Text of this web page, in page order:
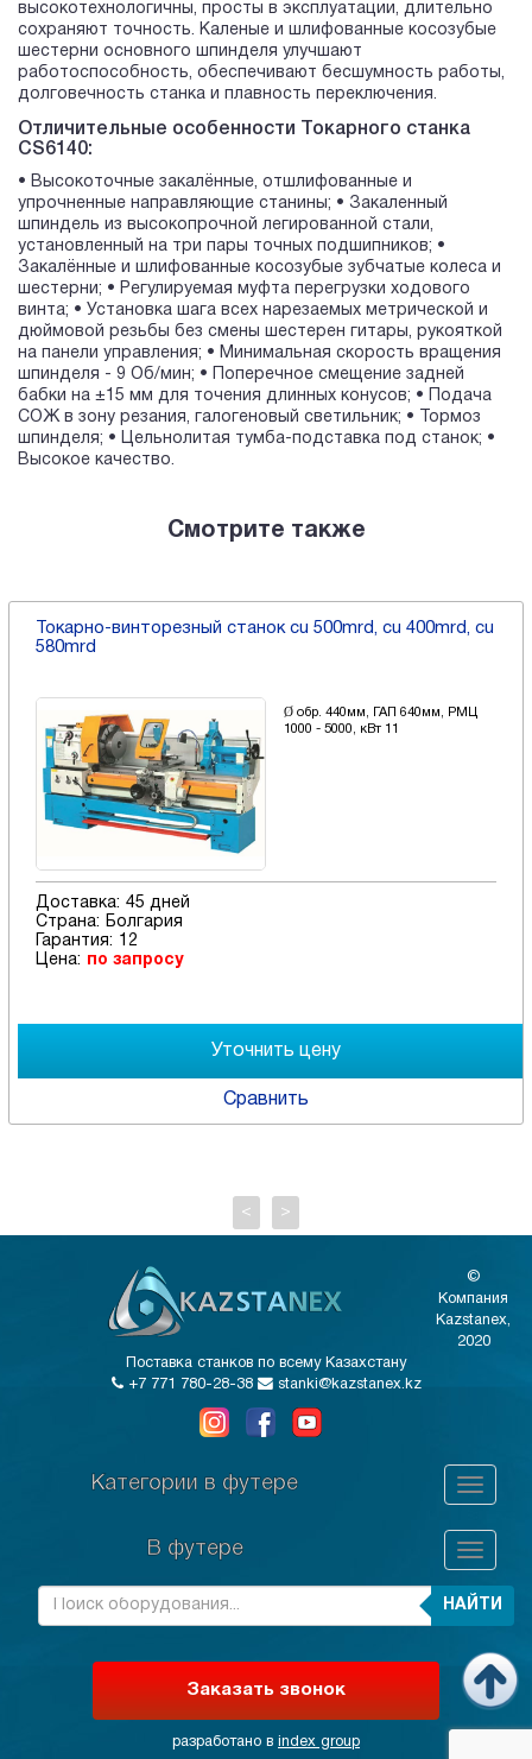
высокотехнологичны, просты в эксплуатации, длительно
сохраняют точность. Каленые и шлифованные косозубые
шестерни основного шпинделя улучшают
работоспособность, обеспечивают бесшумность работы,
долговечность станка и плавность переключения.
Отличительные особенности Токарного станка
CS6140:
• Высокоточные закалённые, отшлифованные и
упрочненные направляющие станины; • Закаленный
шпиндель из высокопрочной легированной стали,
установленный на три пары точных подшипников; •
Закалённые и шлифованные косозубые зубчатые колеса и
шестерни; • Регулируемая муфта перегрузки ходового
винта; • Установка шага всех нарезаемых метрической и
дюймовой резьбы без смены шестерен гитары, рукояткой
на панели управления; • Минимальная скорость вращения
шпинделя - 9 Об/мин; • Поперечное смещение задней
бабки на ±15 мм для точения длинных конусов; • Подача
СОЖ в зону резания, галогеновый светильник; • Тормоз
шпинделя; • Цельнолитая тумба-подставка под станок; •
Высокое качество.
Смотрите также
Токарно-винторезный станок cu 500mrd, cu 400mrd, cu
580mrd
Ø обр. 440мм, ГАП 640мм, РМЦ
1000 - 5000, кВт 11
Доставка: 45 дней
Страна:
Болгария
Гарантия:
12
Цена:
по запросу
Сравнить
< >
©
Компания
Kazstanex,
2020
Поставка станков по всему Казахстану
+7 771 780-28-38
stanki@kazstanex.kz
Категории в футере
В футере
НАЙТИ
Заказать звонок
разработано в index group